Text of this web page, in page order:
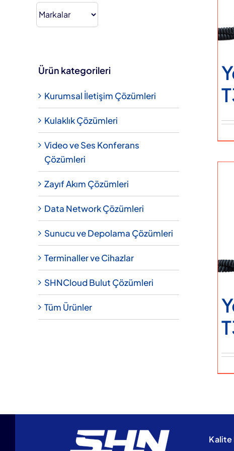
Teklif Alın
Ürün kategorileri
Kurumsal İletişim Çözümleri
Kulaklık Çözümleri
Video ve Ses Konferans
Çözümleri
Zayıf Akım Çözümleri
Data Network Çözümleri
Sunucu ve Depolama Çözümleri
Terminaller ve Cihazlar
SHNCloud Bulut Çözümleri
Tüm Ürünler
Kalite